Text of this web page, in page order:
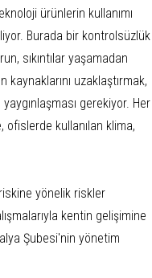
ürünlerin kullanımı
Burada bir kontrolsüzlük
sıkıntılar yaşamadan
uzaklaştırmak,
gerekiyor. Her
ofislerde kullanılan klima,
yönelik riskler
kentin gelişimine
Şubesi'nin yönetim